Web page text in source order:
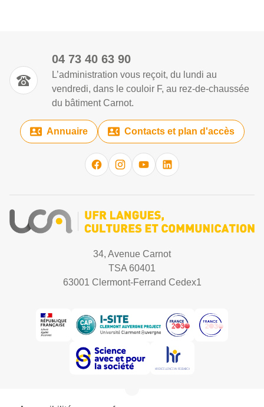
04 73 40 63 90
L’administration vous reçoit, du lundi au
vendredi, dans le couloir F, au rez-de-chaussée
du bâtiment Carnot.
Annuaire Contacts et plan d'accès
34, Avenue Carnot
TSA 60401
63001 Clermont-Ferrand Cedex1